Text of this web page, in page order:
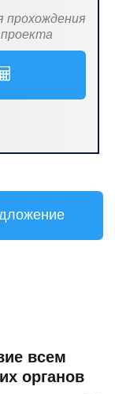
прохождения
всем
органов